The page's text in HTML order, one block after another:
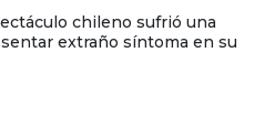
chileno sufrió una
extraño síntoma en su